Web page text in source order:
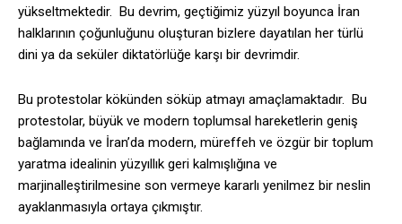
yükseltmektedir. Bu devrim, geçtiğimiz yüzyıl boyunca İran
halklarının çoğunluğunu oluşturan bizlere dayatılan her türlü
dini ya da seküler diktatörlüğe karşı bir devrimdir.
Bu protestolar kökünden söküp atmayı amaçlamaktadır. Bu
protestolar, büyük ve modern toplumsal hareketlerin geniş
bağlamında ve İran’da modern, müreffeh ve özgür bir toplum
yaratma idealinin yüzyıllık geri kalmışlığına ve
marjinalleştirilmesine son vermeye kararlı yenilmez bir neslin
ayaklanmasıyla ortaya çıkmıştır.